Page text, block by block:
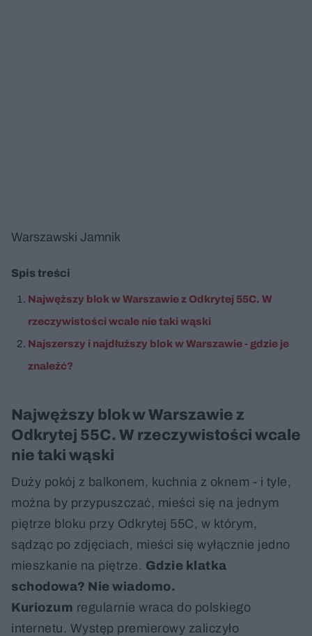
Warszawski Jamnik
Spróbuj ponownie
Spis treści
Najwęższy blok w Warszawie z Odkrytej 55C. W
rzeczywistości wcale nie taki wąski
Najszerszy i najdłuższy blok w Warszawie - gdzie je
znaleźć?
Najwęższy blok w Warszawie z
Odkrytej 55C. W rzeczywistości wcale
nie taki wąski
Duży pokój z balkonem, kuchnia z oknem - i tyle,
można by przypuszczać, mieści się na jednym
piętrze bloku przy Odkrytej 55C, w którym,
sądząc po zdjęciach, mieści się wyłącznie jedno
mieszkanie na piętrze. Gdzie klatka
schodowa? Nie wiadomo.
Kuriozum regularnie wraca do polskiego
internetu. Występ premierowy zaliczyło